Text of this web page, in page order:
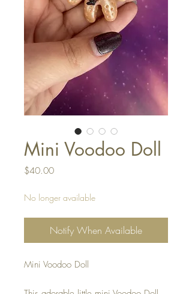
Mini Voodoo Doll
$40.00Price
No longer available
Notify When Available
Mini Voodoo Doll